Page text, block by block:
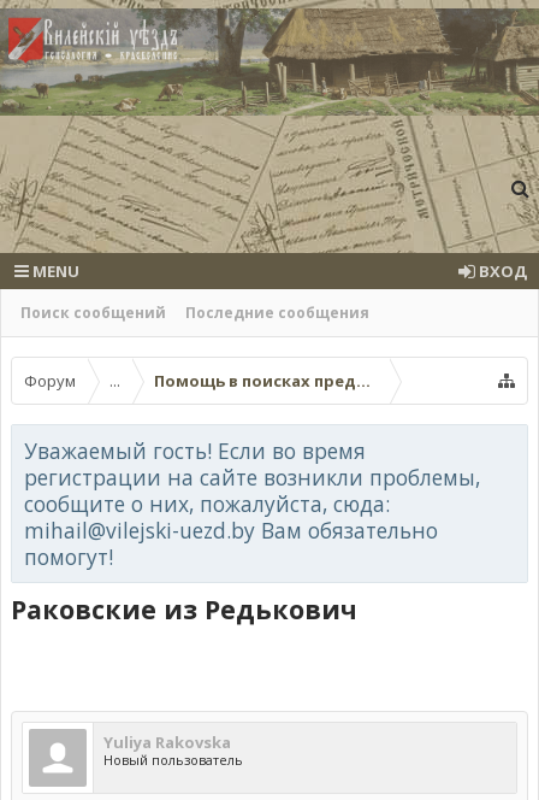
Поиск сообщений Последние сообщения
MENU ВХОД
Форум ... Помощь в поисках предков (поисковые
Уважаемый гость! Если во время
регистрации на сайте возникли проблемы,
сообщите о них, пожалуйста, сюда:
mihail@vilejski-uezd.by Вам обязательно
помогут!
Раковские из Редькович
Yuliya Rakovska
Новый пользователь